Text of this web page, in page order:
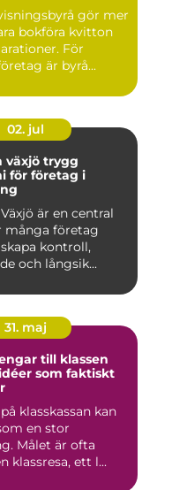
gör mer
bokföra kvitton
För
är byrå...
02. jul
trygg
för företag i
är en central
många företag
kontroll,
och långsik...
31. maj
till klassen
som faktiskt
klasskassan kan
en stor
Målet är ofta
en klassresa, ett l...